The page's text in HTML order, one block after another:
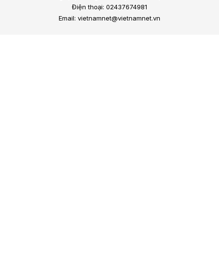
Điện thoại: 02437674981
Email: vietnamnet@vietnamnet.vn